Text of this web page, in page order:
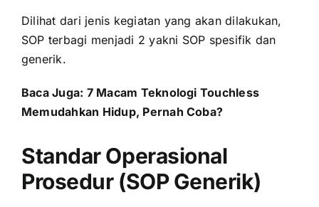
Dilihat dari jenis kegiatan yang akan dilakukan,
SOP terbagi menjadi 2 yakni SOP spesifik dan
generik.
Baca Juga: 7 Macam Teknologi Touchless
Memudahkan Hidup, Pernah Coba?
Standar Operasional
Prosedur (SOP Generik)